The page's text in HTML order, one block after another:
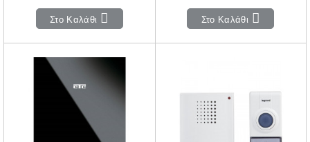
Στο Καλάθι Στο Καλάθι